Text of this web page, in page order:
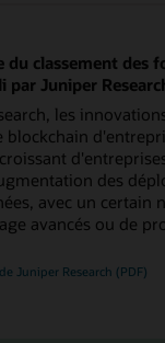
du classement des
par Juniper
les
blockchain
des
avec un certain
avancés ou de
Juniper Research (PDF)